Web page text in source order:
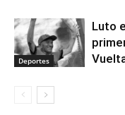
Deportes
Luto